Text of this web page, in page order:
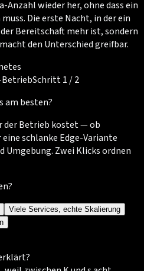
wieder her, ohne dass ein
Die erste Nacht, in der ein
Bereitschaft mehr ist, sondern
den Unterschied greifbar.
BetriebSchritt 1 / 2
am besten?
der Betrieb kostet — ob
schlanke Edge-Variante
Umgebung. Zwei Klicks ordnen
Viele Services, echte Skalierung